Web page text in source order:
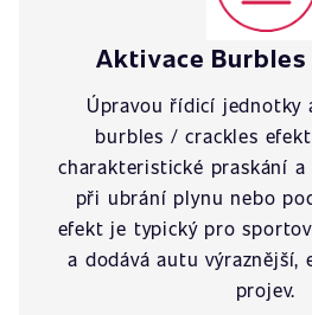
Aktivace
Úpravou řídicí jednotky
burbles / crackles
charakteristické praskání
při ubrání plynu nebo
efekt je typický pro
a dodává autu výraznější,
projev.